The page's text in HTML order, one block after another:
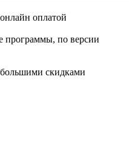
оплатой
программы, по версии
скидками